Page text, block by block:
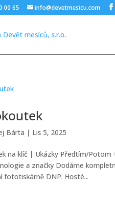
00 65 info@devetmesicu.com
Bárta | Lis 5, 2025
na klíč | Ukázky Předtím/Potom
a značky Dodáme
fototiskárně DNP. Hosté...